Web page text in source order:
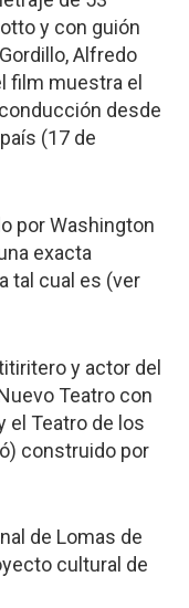
y con guión
Alfredo
film muestra el
desde
(17 de
por Washington
exacta
tal cual es (ver
y actor del
Teatro con
el Teatro de los
construido por
de Lomas de
cultural de